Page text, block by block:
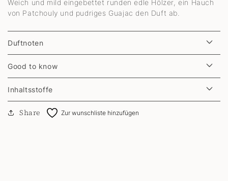
Weich und mild eingebettet runden edle Hölzer, ein Hauch
von Patchouly und pudriges Guajac den Duft ab.
Duftnoten
Good to know
Inhaltsstoffe
Share Zur wunschliste hinzufügen